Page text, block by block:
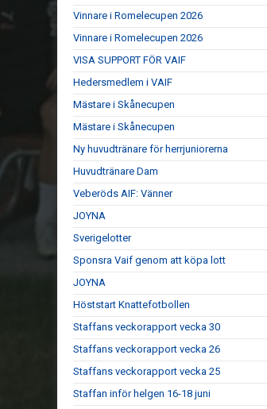
Vinnare i Romelecupen 2026
Vinnare i Romelecupen 2026
VISA SUPPORT FÖR VAIF
Hedersmedlem i VAIF
Mästare i Skånecupen
Mästare i Skånecupen
Ny huvudtränare för herrjuniorerna
Huvudtränare Dam
Veberöds AIF: Vänner
JOYNA
Sverigelotter
Sponsra Vaif genom att köpa lott
JOYNA
Höststart Knattefotbollen
Staffans veckorapport vecka 30
Staffans veckorapport vecka 26
Staffans veckorapport vecka 25
Staffan inför helgen 16-18 juni